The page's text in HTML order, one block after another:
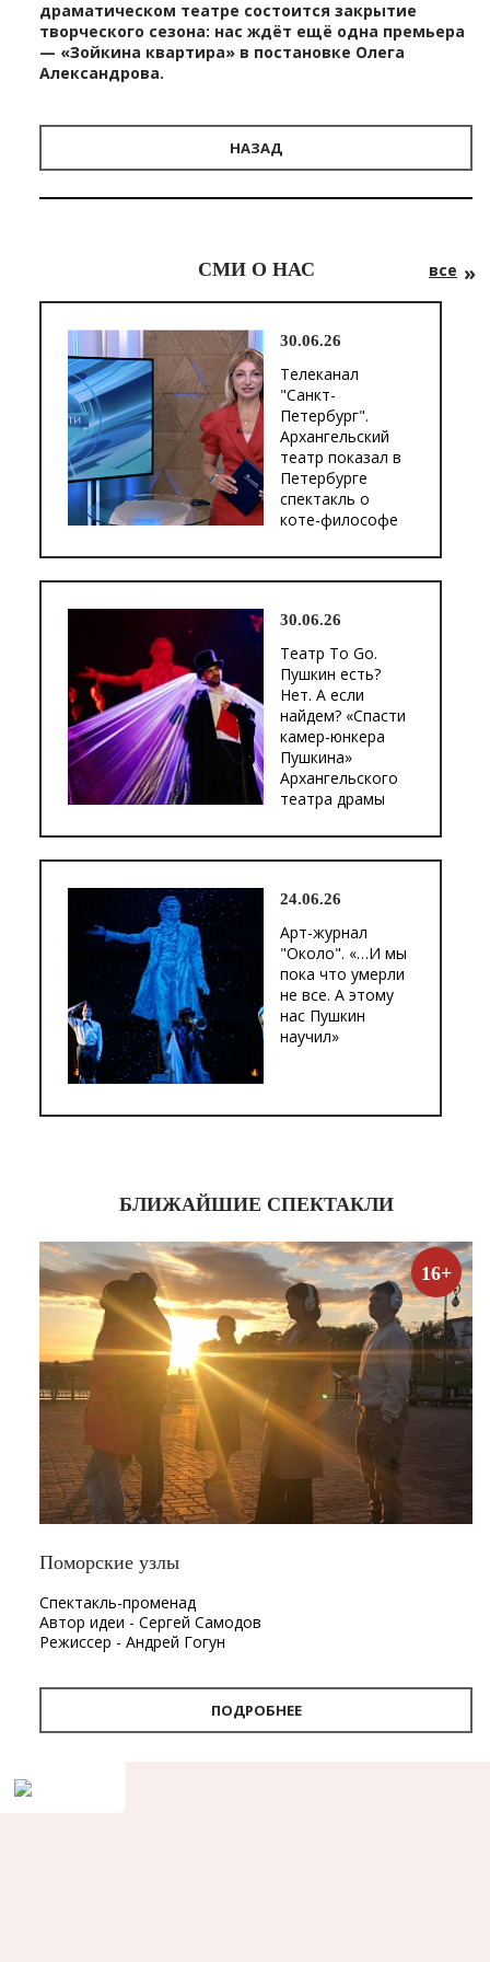
драматическом театре состоится закрытие
творческого сезона: нас ждёт ещё одна премьера
— «Зойкина квартира» в постановке Олега
Александрова.
НАЗАД
СМИ О НАС все
30.06.26
Телеканал
"Санкт-
Петербург".
Архангельский
театр показал в
Петербурге
спектакль о
коте-философе
30.06.26
Театр To Go.
Пушкин есть?
Нет. А если
найдем? «Спасти
камер-юнкера
Пушкина»
Архангельского
театра драмы
24.06.26
Арт-журнал
"Около". «…И мы
пока что умерли
не все. А этому
нас Пушкин
научил»
БЛИЖАЙШИЕ СПЕКТАКЛИ
16+
Поморские узлы
Спектакль-променад
Автор идеи - Сергей Самодов
Режиссер - Андрей Гогун
- 1 час.
ПОДРОБНЕЕ